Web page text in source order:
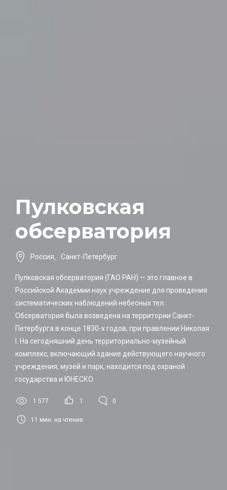
Пулковская
обсерватория
Россия, Санкт-Петербург
Пулковская обсерватория (ГАО РАН) — это главное в
Российской Академии наук учреждение для проведения
систематических наблюдений небесных тел.
Обсерватория была возведена на территории Санкт-
Петербурга в конце 1830-х годов, при правлении Николая
I. На сегодняшний день территориально-музейный
комплекс, включающий здание действующего научного
учреждения, музей и парк, находится под охраной
государства и ЮНЕСКО.
1 577 1 0
11 мин. на чтение